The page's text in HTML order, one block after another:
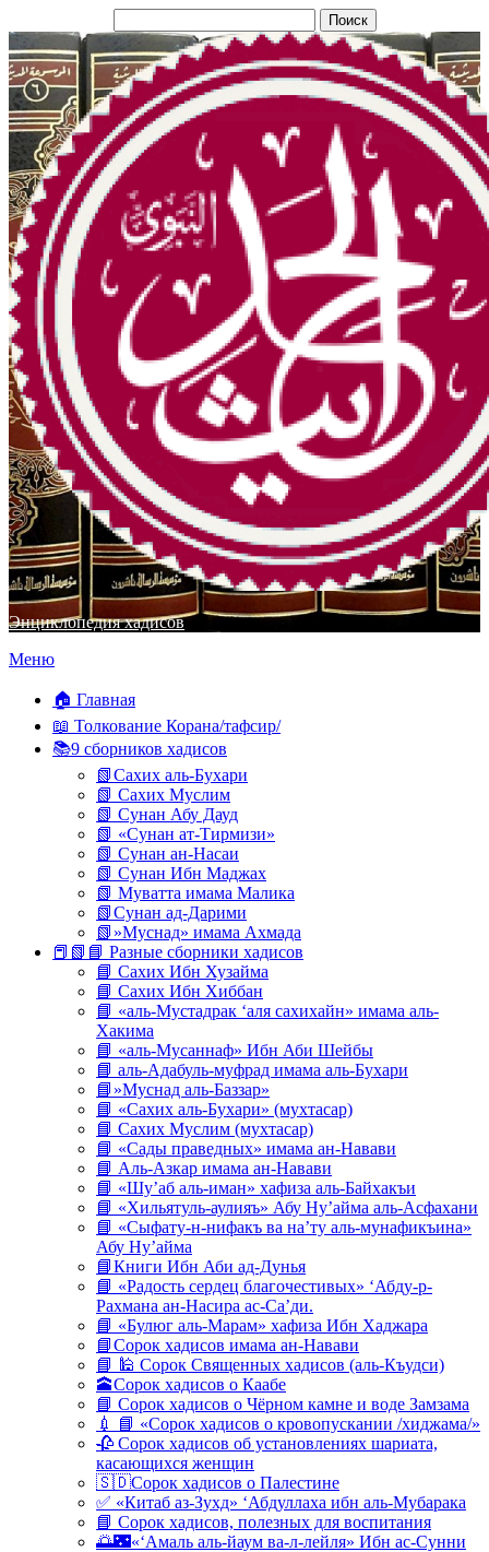
Энциклопедия хадисов
Перейти
содержимому
Меню
🏠 Главная
📖 Толкование Корана/тафсир/
📚9 сборников хадисов
📗Сахих аль-Бухари
📗 Сахих Муслим
📗 Сунан Абу Дауд
📗 «Сунан ат-Тирмизи»
📗 Сунан ан-Насаи
📗 Сунан Ибн Маджах
📗 Муватта имама Малика
📗Сунан ад-Дарими
📗»Муснад» имама Ахмада
📕📗📘 Разные сборники хадисов
📘 Сахих Ибн Хузайма
📘 Сахих Ибн Хиббан
📘 «аль-Мустадрак ‘аля сахихайн» имама аль-
Хакима
📘 «аль-Мусаннаф» Ибн Аби Шейбы
📘 аль-Адабуль-муфрад имама аль-Бухари
📘»Муснад аль-Баззар»
📘 «Сахих аль-Бухари» (мухтасар)
📘 Сахих Муслим (мухтасар)
📘 «Сады праведных» имама ан-Навави
📘 Аль-Азкар имама ан-Навави
📘 «Шу’аб аль-иман» хафиза аль-Байхакъи
📘 «Хильятуль-аулияъ» Абу Ну’айма аль-Асфахани
📘 «Сыфату-н-нифакъ ва на’ту аль-мунафикъина»
Абу Ну’айма
📘Книги Ибн Аби ад-Дунья
📘 «Радость сердец благочестивых» ‘Абду-р-
Рахмана ан-Насира ас-Са’ди.
📘 «Булюг аль-Марам» хафиза Ибн Хаджара
📘Сорок хадисов имама ан-Навави
📘 🕌 Сорок Священных хадисов (аль-Къудси)
🕋Сорок хадисов о Каабе
📘 Сорок хадисов о Чёрном камне и воде Замзама
💉 📘 «Сорок хадисов о кровопускании /хиджама/»
🥀 Сорок хадисов об установлениях шариата,
касающихся женщин
🇸🇩Сорок хадисов о Палестине
✅ «Китаб аз-Зухд» ‘Абдуллаха ибн аль-Мубарака
📘 Сорок хадисов, полезных для воспитания
🌅🌃«‘Амаль аль-йаум ва-л-лейля» Ибн ас-Сунни